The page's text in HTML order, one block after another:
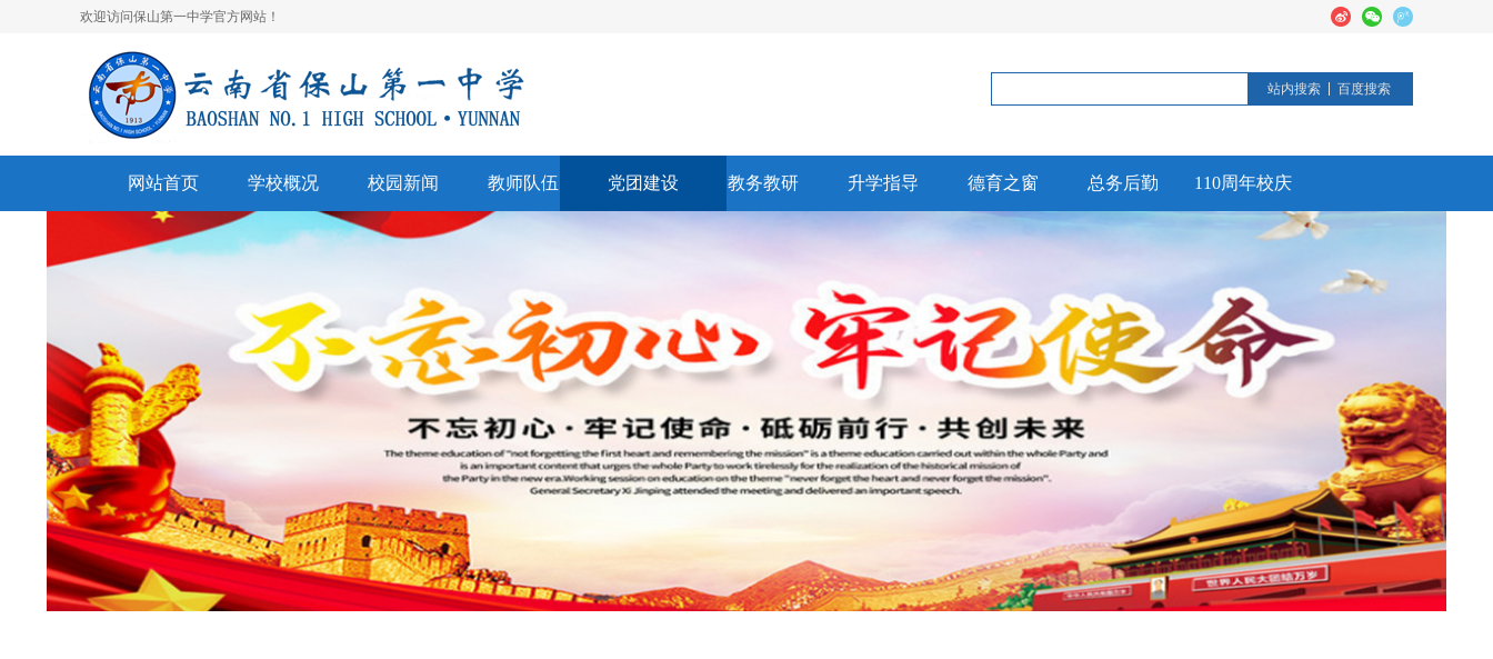
欢迎访问保山第一中学官方网站！
站内搜索 百度搜索
网站首页 学校概况
学校简介
学校荣誉
美丽校园
校园新闻
校园快讯
通知公告
教师队伍
表彰奖励
党团建设 教务教研
高考中考
升学指导
心理健康
文创研习
升学信息
德育之窗 总务后勤 110周年校庆